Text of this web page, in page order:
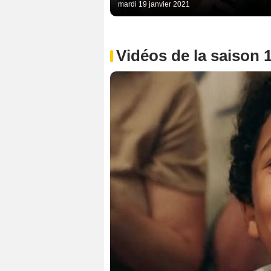
mardi 19 janvier 2021
Vidéos de la saison